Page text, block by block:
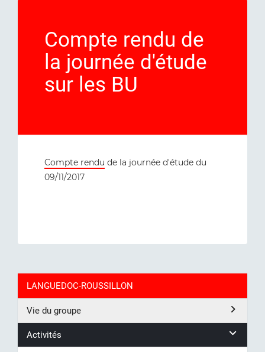
Compte rendu de
la journée d'étude
sur les BU
Compte rendu de la journée d'étude du
09/11/2017
LANGUEDOC-ROUSSILLON
Vie du groupe
Activités